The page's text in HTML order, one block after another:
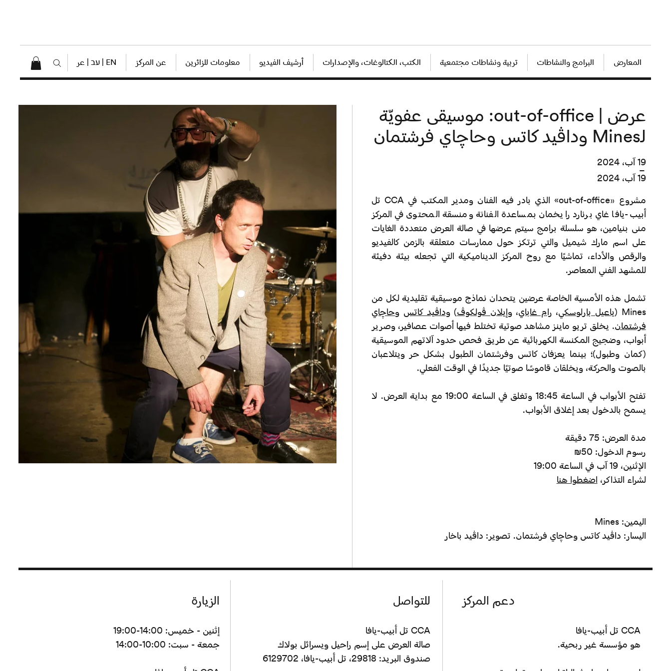
المعارض البرامج والنشاطات تربية ونشاطات مجتمعية الكتب، الكتالوغات، والإصدارات أرشيف الفيديو معلومات للزائرين عن المركز EN | עב | عر
مشروع «out-of-office» الذي بادر فيه الفنان ومدير المكتب في CCA تل
أبيب-يافا غاي برنارد رايخمان بمساعدة الفنانة ومنسقة المحتوى في المركز
منى بنيامين، هو سلسلة برامج سيتم عرضها في صالة العرض متعددة الغايات
على اسم مارك شيميل والتي ترتكز حول ممارسات متعلقة بالزمن كالفيديو
والرقص والأداء، تماشيًا مع روح المركز الديناميكية التي تجعله بيئة دفيئة
للمشهد الفني المعاصر.
تشمل هذه الأمسية الخاصة عرضين يتحدان نماذج موسيقية تقليدية لكل من
Mines (
ياعيل بارلوسكي، رام غاباي، وإيلان ڤولكوڤ) وداڤيد كاتس وحاچاي
فرشتمان. يخلق تريو ماينز مشاهد صوتية تختلط فيها أصوات عصافير، وصرير
أبواب، وضجيج المكنسة الكهربائية عن طريق فحص حدود آلاتهم الموسيقية
(كمان وطبول)؛ بينما يعزفان كاتس وفرشتمان الطبول بشكل حر ويتلاعبان
بالصوت والحركة، ويخلقان قاموسًا صوتيًا جديدًا في الوقت الفعلي.
تفتح الأبواب في الساعة 18:45 وتغلق في الساعة 19:00 مع بداية العرض. لا
يسمح بالدخول بعد إغلاق الأبواب.
مدة العرض: 75 دقيقة
رسوم الدخول: 50₪
الإثنين، 19 آب في الساعة 19:00
لشراء التذاكر، اضغطوا هنا
اليمين: Mines
اليسار: داڤيد كاتس وحاچاي فرشتمان. تصوير: داڤيد باخار
عرض | out-of-office: موسيقى عفويّة
لـMines وداڤيد كاتس وحاچاي فرشتمان
–
19 آب، 2024
19 آب، 2024
الزيارة
إثنين - خميس: 14:00-19:00
جمعة - سبت: 10:00-14:00
للتواصل
CCA تل أبيب-يافا
صالة العرض على إسم راحيل ويسرائل بولاك
صندوق البريد: 29818، تل أبيب-يافا، 6129702
دعم المركز
CCA تل أبيب-يافا
هو مؤسسة غير ربحية.